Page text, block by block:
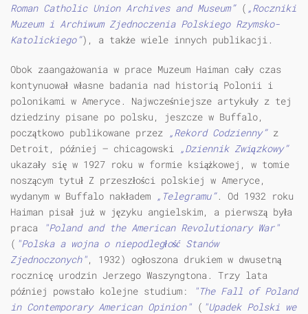
Roman Catholic Union Archives and Museum”( „Roczniki
Muzeum i Archiwum Zjednoczenia Polskiego Rzymsko-
Katolickiego”), a także wiele innych publikacji.
Obok zaangażowania w prace Muzeum Haiman cały czas
kontynuował własne badania nad historią Polonii i
polonikami w Ameryce. Najwcześniejsze artykuły z tej
dziedziny pisane po polsku, jeszcze w Buffalo,
początkowo publikowane przez
„Rekord Codzienny”z
Detroit, później – chicagowski
„Dziennik Związkowy”
ukazały się w 1927 roku w formie książkowej, w tomie
noszącym tytuł Z przeszłości polskiej w Ameryce,
wydanym w Buffalo nakładem „Telegramu”. Od 1932 roku
Haiman pisał już w języku angielskim, a pierwszą była
praca
"Poland and the American Revolutionary War"
( "Polska a wojna o niepodległość Stanów
Zjednoczonych", 1932) ogłoszona drukiem w dwusetną
rocznicę urodzin Jerzego Waszyngtona. Trzy lata
później powstało kolejne studium:
"The Fall of Poland
in Contemporary American Opinion" ( "Upadek Polski we